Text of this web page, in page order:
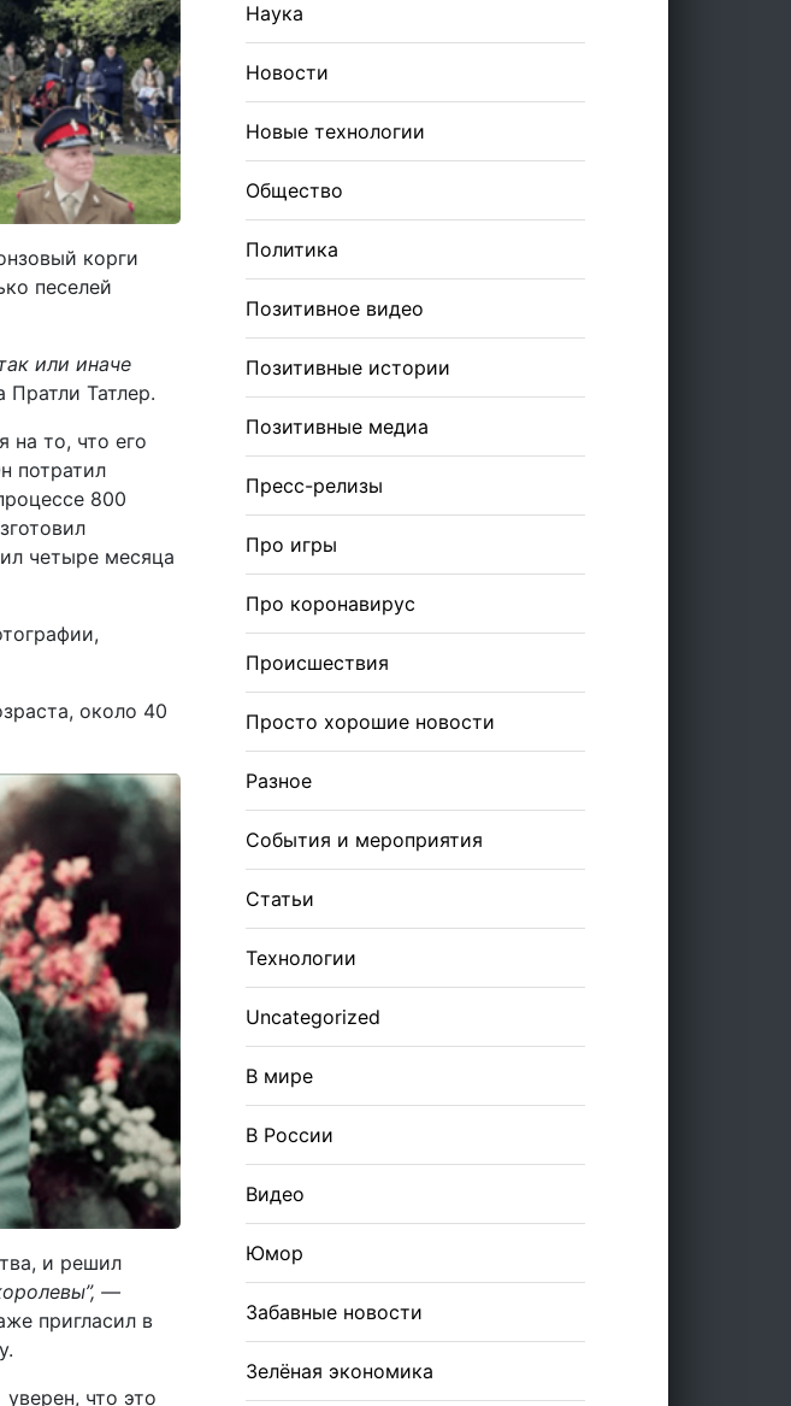
корги
песелей
или иначе
Татлер.
на то, что его
потратил
800
четыре месяца
около 40
и решил
—
пригласил в
что это
Наука
Новости
Новые технологии
Общество
Политика
Позитивное видео
Позитивные истории
Позитивные медиа
Пресс-релизы
Про игры
Про коронавирус
Происшествия
Просто хорошие новости
Разное
События и мероприятия
Статьи
Технологии
Uncategorized
В мире
В России
Видео
Юмор
Забавные новости
Зелёная экономика